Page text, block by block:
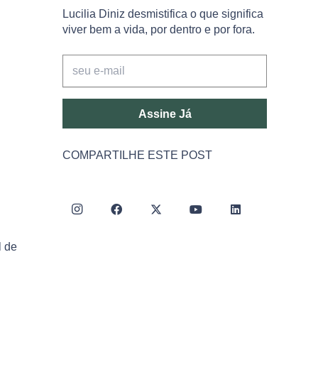
de
Lucilia Diniz desmistifica o que significa
viver bem a vida, por dentro e por fora.
Assine Já
COMPARTILHE ESTE POST